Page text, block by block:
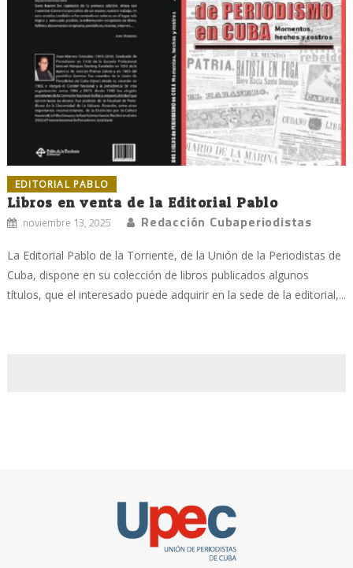
EDITORIAL PABLO
Libros en venta de la Editorial Pablo
noviembre 13, 2025 Redacción Cubaperiodistas
La Editorial Pablo de la Torriente, de la Unión de la Periodistas de
Cuba, dispone en su colección de libros publicados algunos
títulos, que el interesado puede adquirir en la sede de la editorial,...